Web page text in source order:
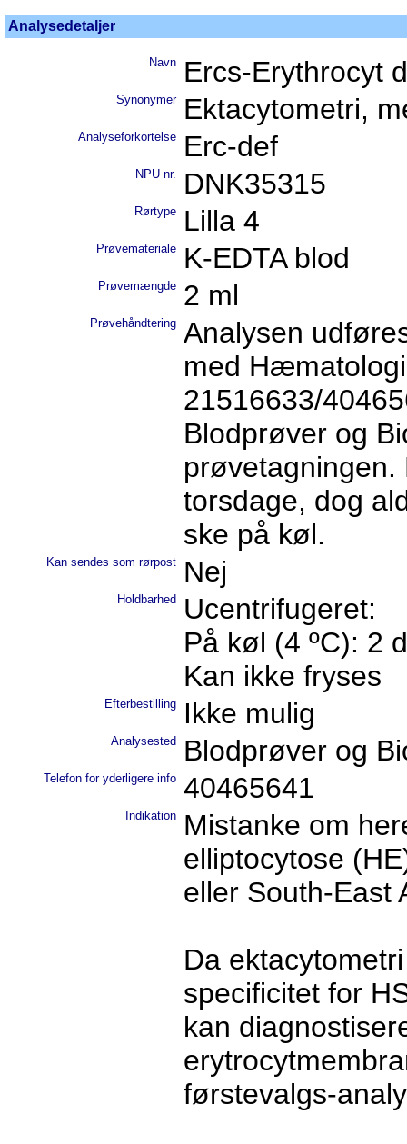
Analysedetaljer
Navn Ercs-Erythrocyt
Synonymer Ektacytometri,
Analyseforkortelse Erc-def
NPU nr. DNK35315
Rørtype Lilla 4
Prøvemateriale K-EDTA blod
Prøvemængde 2 ml
Prøvehåndtering Analysen
med
21516633/
Blodprøver og
torsdage, dog
ske på køl.
Kan sendes som rørpost Nej
Holdbarhed
Ucentrifugeret:
På køl (4 ºC): 2
Kan ikke fryses
Efterbestilling Ikke mulig
Analysested Blodprøver og
Telefon for yderligere info 40465641
Indikation
Mistanke om
elliptocytose
eller South-East
Da
specificitet for
kan
førstevalgs-